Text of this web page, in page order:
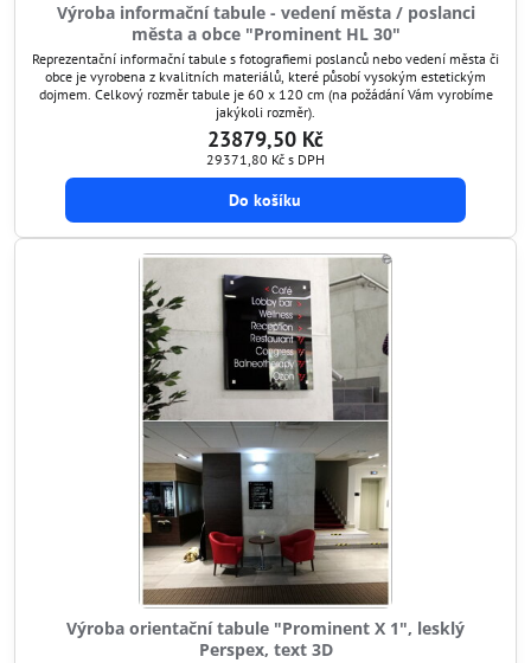
Výroba informační tabule - vedení města / poslanci
města a obce "Prominent HL 30"
Reprezentační informační tabule s fotografiemi poslanců nebo vedení města či
obce je vyrobena z kvalitních materiálů, které působí vysokým estetickým
dojmem. Celkový rozměr tabule je 60 x 120 cm (na požádání Vám vyrobíme
jakýkoli rozměr).
23879,50 Kč
29371,80 Kč s DPH
Do košíku
Výroba orientační tabule "Prominent X 1", lesklý
Perspex, text 3D